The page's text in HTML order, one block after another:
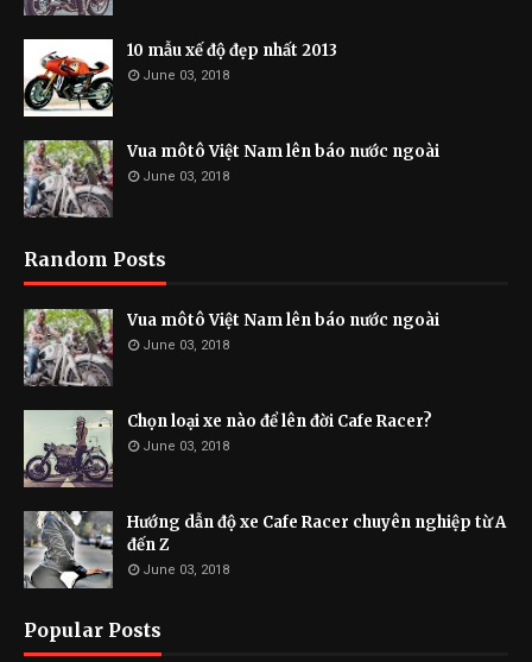
10 mẫu xế độ đẹp nhất 2013
June 03, 2018
Vua môtô Việt Nam lên báo nước ngoài
June 03, 2018
Random Posts
Vua môtô Việt Nam lên báo nước ngoài
June 03, 2018
Chọn loại xe nào để lên đời Cafe Racer?
June 03, 2018
Hướng dẫn độ xe Cafe Racer chuyên nghiệp từ A
đến Z
June 03, 2018
Popular Posts